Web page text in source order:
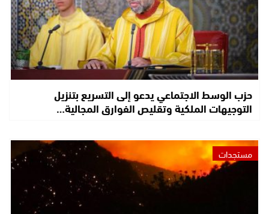
حزب الوسط الاجتماعي يدعو إلى التسريع بتنزيل
التوجيهات الملكية وتقليص الفوارق المجالية…
مستجدات